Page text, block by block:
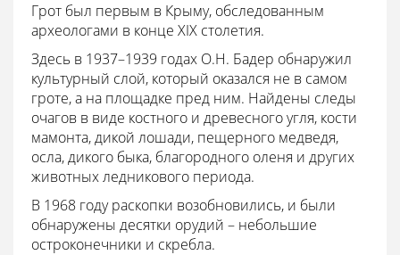
Грот был первым в Крыму, обследованным
археологами в конце XIX столетия.
Здесь в 1937–1939 годах О.Н. Бадер обнаружил
культурный слой, который оказался не в самом
гроте, а на площадке пред ним. Найдены следы
очагов в виде костного и древесного угля, кости
мамонта, дикой лошади, пещерного медведя,
осла, дикого быка, благородного оленя и других
животных ледникового периода.
В 1968 году раскопки возобновились, и были
обнаружены десятки орудий – небольшие
остроконечники и скребла.